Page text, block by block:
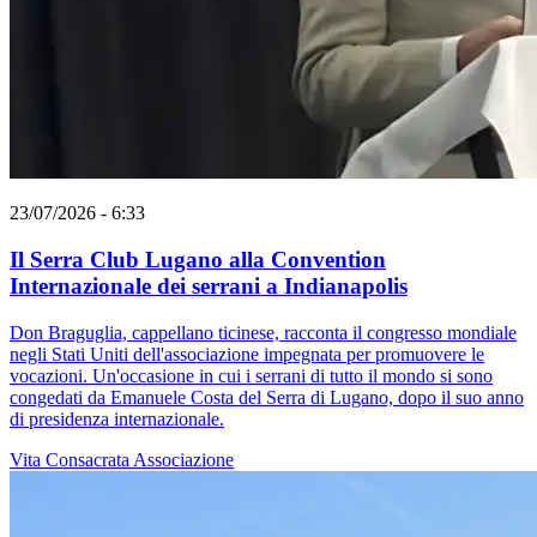
23/07/2026 - 6:33
Il Serra Club Lugano alla Convention
Internazionale dei serrani a Indianapolis
Don Braguglia, cappellano ticinese, racconta il congresso mondiale
negli Stati Uniti dell'associazione impegnata per promuovere le
vocazioni. Un'occasione in cui i serrani di tutto il mondo si sono
congedati da Emanuele Costa del Serra di Lugano, dopo il suo anno
di presidenza internazionale.
Vita Consacrata Associazione